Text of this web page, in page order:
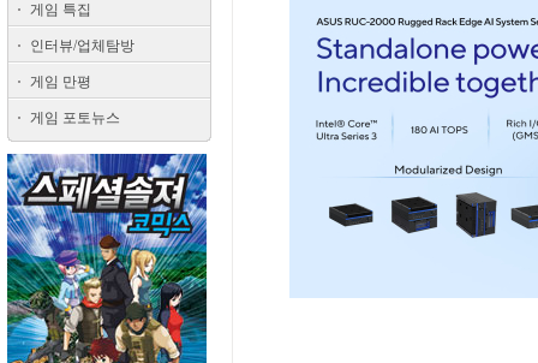
게임 특집
인터뷰/업체탐방
게임 만평
게임 포토뉴스